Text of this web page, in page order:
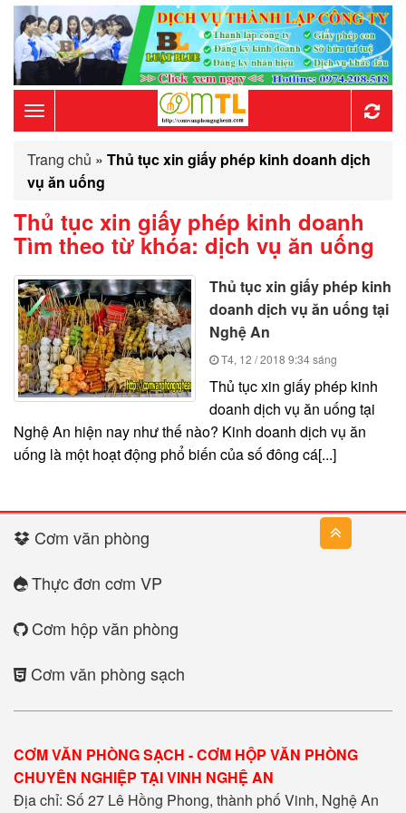
Toggle
navigation
Trang chủ » Thủ tục xin giấy phép kinh doanh dịch
vụ ăn uống
Thủ tục xin giấy phép kinh doanh
dịch vụ ăn uống
Tìm theo từ khóa:
Thủ tục xin giấy phép kinh
doanh dịch vụ ăn uống tại
Nghệ An
T4, 12 / 2018 9:34 sáng
Thủ tục xin giấy phép kinh
doanh dịch vụ ăn uống tại
Nghệ An hiện nay như thế nào? Kinh doanh dịch vụ ăn
uống là một hoạt động phổ biến của số đông cá[...]
Cơm văn phòng
Thực đơn cơm VP
Cơm hộp văn phòng
Cơm văn phòng sạch
CƠM VĂN PHÒNG SẠCH - CƠM HỘP VĂN PHÒNG
CHUYÊN NGHIỆP TẠI VINH NGHỆ AN
Địa chỉ: Số 27 Lê Hồng Phong, thành phố Vinh, Nghệ An